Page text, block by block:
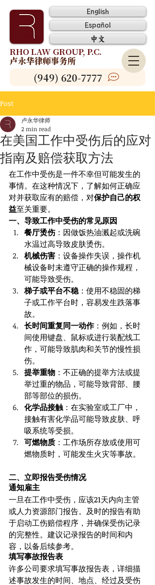
RHO LAW GROUP, P.C.
卢永华律师事务所
(949) 620-7777
English
Español
中文
Post
在美国工作中受伤后的应对
指南及赔偿获取方法
卢永华律师
2 min read
在工作中受伤是一件不幸但可能发生的
事情。在这种情况下，了解如何正确应
对并获取应有的赔偿，对保护自己的权
益至关重要。
一、导致工作中受伤的常见原因
餐厅烫伤：因做饭热油溅起或洗碗
水温过高导致皮肤烫伤。
机械伤害 ：设备操作失误，操作机
械设备时未遵守正确的操作规程，
可能导致受伤。
梯子或平台不稳：使用不稳固的梯
子或工作平台时，容易发生跌落事
故。
长时间重复同一动作：例如，长时
间使用键盘、鼠标或进行装配线工
作，可能导致肌肉和关节的慢性损
伤。
提举重物 ：不正确的提举方法或提
举过重的物品，可能导致背部、腰
部等部位的损伤。
化学品接触：在实验室或工厂中，
接触有害化学品可能导致皮肤、呼
吸系统等受损。
可燃物质 ：工作场所存放或使用可
燃物质时，可能发生火灾等事故。
二、立即报告受伤情况
通知雇主
一旦在工作中受伤，应该21天内向主管
或人力资源部门报告。及时的报告有助
于启动工伤赔偿程序，并确保受伤记录
的完整性。建议记录报告的时间和内
容，以备后续参考。
填写事故报告表
许多公司要求填写事故报告表，详细描
述事故发生的时间、地点、经过及受伤